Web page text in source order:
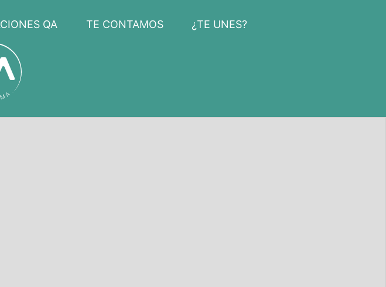
QA TE CONTAMOS ¿TE UNES?